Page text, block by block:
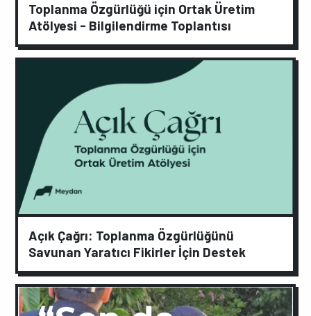
Toplanma Özgürlüğü için Ortak Üretim
Atölyesi - Bilgilendirme Toplantısı
Açık Çağrı: Toplanma Özgürlüğünü
Savunan Yaratıcı Fikirler İçin Destek